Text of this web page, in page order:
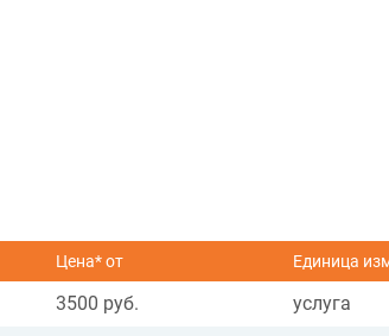
Цена* от Единица
3500 руб.
услуга